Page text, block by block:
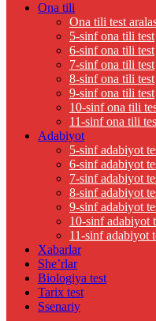
Ona tili
Ona tili test
5-sinf ona tili test
6-sinf ona tili test
7-sinf ona tili test
8-sinf ona tili test
9-sinf ona tili test
10-sinf ona tili
11-sinf ona tili
Adabiyot
5-sinf adabiyot
6-sinf adabiyot
7-sinf adabiyot
8-sinf adabiyot
9-sinf adabiyot
10-sinf adabiyot
11-sinf adabiyot
Xabarlar
She’rlar
Biologiya test
Tarix test
Ssenariy